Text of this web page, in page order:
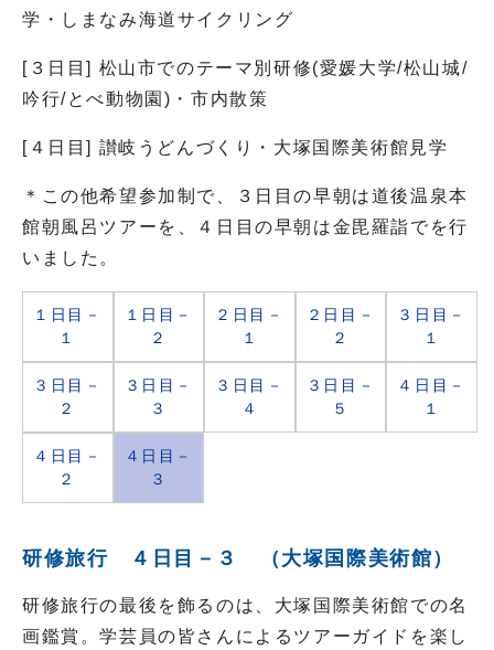
学・しまなみ海道サイクリング
[３日目] 松山市でのテーマ別研修(愛媛大学/松山城/
吟行/とべ動物園)・市内散策
[４日目] 讃岐うどんづくり・大塚国際美術館見学
＊この他希望参加制で、３日目の早朝は道後温泉本
館朝風呂ツアーを、４日目の早朝は金毘羅詣でを行
いました。
１日目－
１
１日目－
２
２日目－
１
２日目－
２
３日目－
１
３日目－
２
３日目－
３
３日目－
４
３日目－
５
４日目－
１
４日目－
２
４日目－
３
研修旅行 ４日目－３ （大塚国際美術館）
研修旅行の最後を飾るのは、大塚国際美術館での名
画鑑賞。学芸員の皆さんによるツアーガイドを楽し